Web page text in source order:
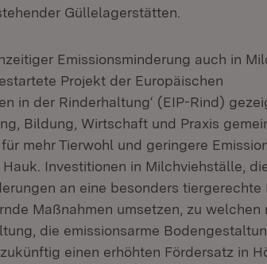
Güllelagerstätten.
Emissionsminderung auch in
Projekt der Europäischen
in der Rinderhaltung‘ (EIP-Rind)
Bildung, Wirtschaft und Praxis
mehr Tierwohl und geringere
Investitionen in Milchviehställe,
an eine besonders tiergerechte
Maßnahmen umsetzen, zu welchen
die emissionsarme
einen erhöhten Fördersatz in